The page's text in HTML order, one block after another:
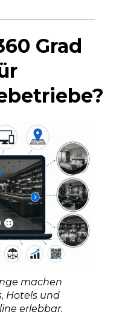
Grad
machen
Hotels und
erlebbar.